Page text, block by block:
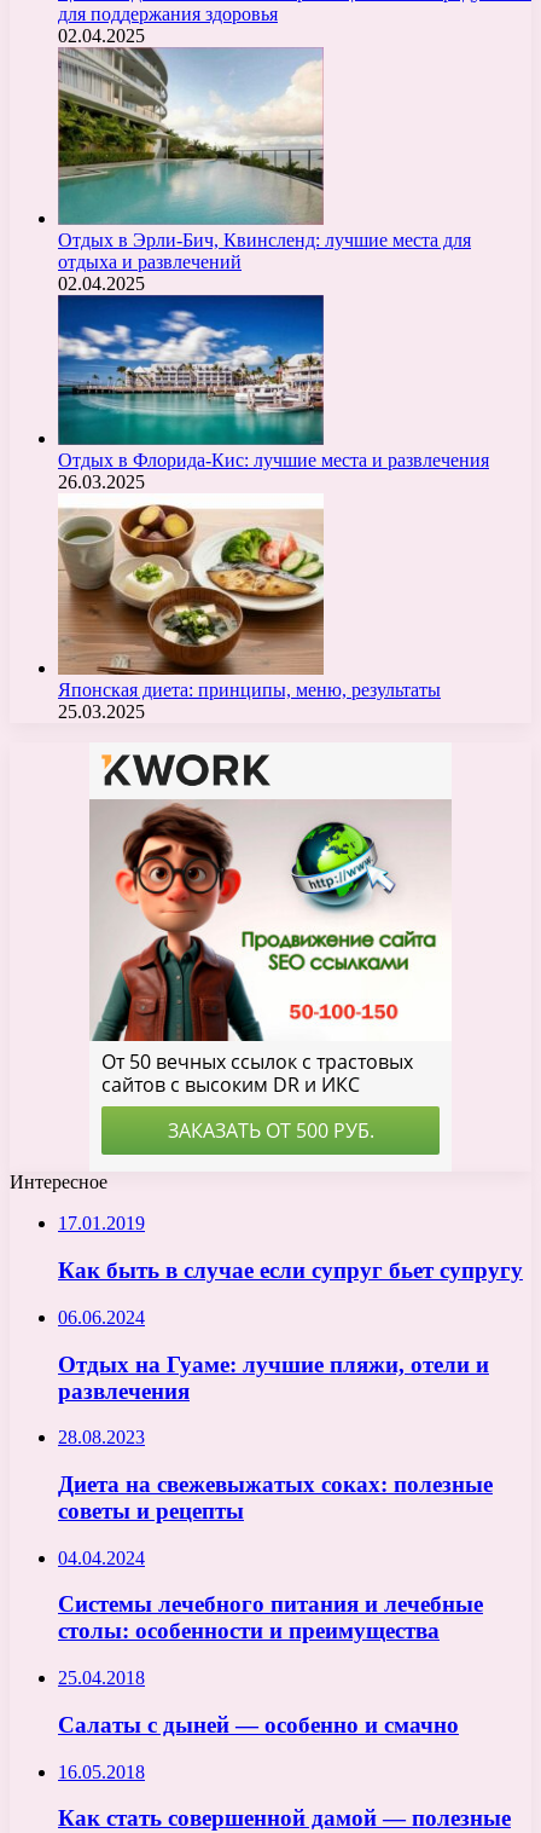
для поддержания здоровья
02.04.2025
Отдых в Эрли-Бич, Квинсленд: лучшие места для
отдыха и развлечений
02.04.2025
Отдых в Флорида-Кис: лучшие места и развлечения
26.03.2025
Японская диета: принципы, меню, результаты
25.03.2025
Интересное
17.01.2019
Как быть в случае если супруг бьет супругу
06.06.2024
Отдых на Гуаме: лучшие пляжи, отели и
развлечения
28.08.2023
Диета на свежевыжатых соках: полезные
советы и рецепты
04.04.2024
Системы лечебного питания и лечебные
столы: особенности и преимущества
25.04.2018
Салаты с дыней — особенно и смачно
16.05.2018
Как стать совершенной дамой — полезные